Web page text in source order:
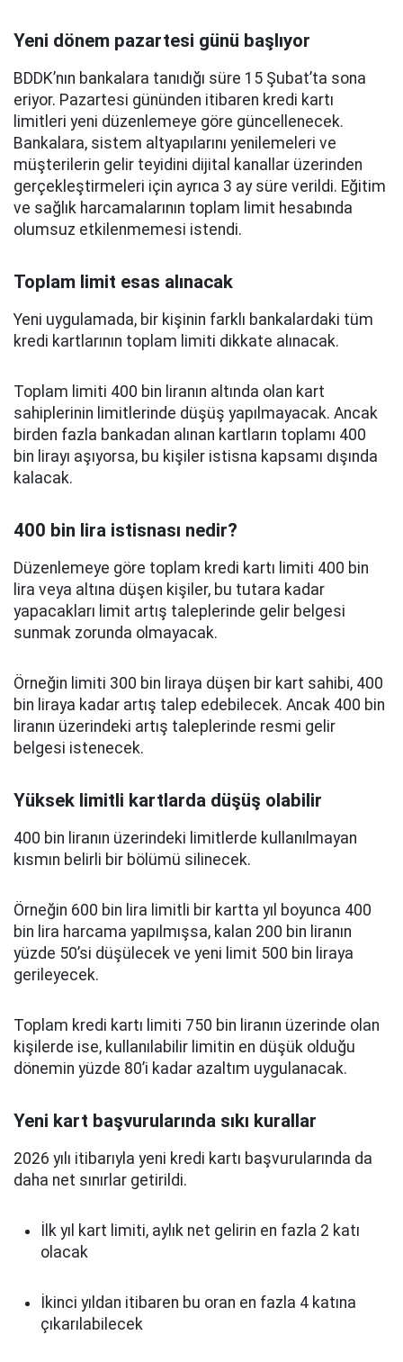
Yeni dönem pazartesi günü başlıyor
BDDK’nın bankalara tanıdığı süre 15 Şubat’ta sona
eriyor. Pazartesi gününden itibaren kredi kartı
limitleri yeni düzenlemeye göre güncellenecek.
Bankalara, sistem altyapılarını yenilemeleri ve
müşterilerin gelir teyidini dijital kanallar üzerinden
gerçekleştirmeleri için ayrıca 3 ay süre verildi. Eğitim
ve sağlık harcamalarının toplam limit hesabında
olumsuz etkilenmemesi istendi.
Toplam limit esas alınacak
Yeni uygulamada, bir kişinin farklı bankalardaki tüm
kredi kartlarının toplam limiti dikkate alınacak.
Toplam limiti 400 bin liranın altında olan kart
sahiplerinin limitlerinde düşüş yapılmayacak. Ancak
birden fazla bankadan alınan kartların toplamı 400
bin lirayı aşıyorsa, bu kişiler istisna kapsamı dışında
kalacak.
400 bin lira istisnası nedir?
Düzenlemeye göre toplam kredi kartı limiti 400 bin
lira veya altına düşen kişiler, bu tutara kadar
yapacakları limit artış taleplerinde gelir belgesi
sunmak zorunda olmayacak.
Örneğin limiti 300 bin liraya düşen bir kart sahibi, 400
bin liraya kadar artış talep edebilecek. Ancak 400 bin
liranın üzerindeki artış taleplerinde resmi gelir
belgesi istenecek.
Yüksek limitli kartlarda düşüş olabilir
400 bin liranın üzerindeki limitlerde kullanılmayan
kısmın belirli bir bölümü silinecek.
Örneğin 600 bin lira limitli bir kartta yıl boyunca 400
bin lira harcama yapılmışsa, kalan 200 bin liranın
yüzde 50’si düşülecek ve yeni limit 500 bin liraya
gerileyecek.
Toplam kredi kartı limiti 750 bin liranın üzerinde olan
kişilerde ise, kullanılabilir limitin en düşük olduğu
dönemin yüzde 80’i kadar azaltım uygulanacak.
Yeni kart başvurularında sıkı kurallar
2026 yılı itibarıyla yeni kredi kartı başvurularında da
daha net sınırlar getirildi.
İlk yıl kart limiti, aylık net gelirin en fazla 2 katı
olacak
İkinci yıldan itibaren bu oran en fazla 4 katına
çıkarılabilecek